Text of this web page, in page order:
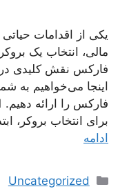
یکی از اقدامات
مالی، انتخاب یک
فارکس نقش کلیدی در
اینجا می‌خواهیم به
برای انتخاب بروکر،
ادامه
دسته‌ها
Uncategorized